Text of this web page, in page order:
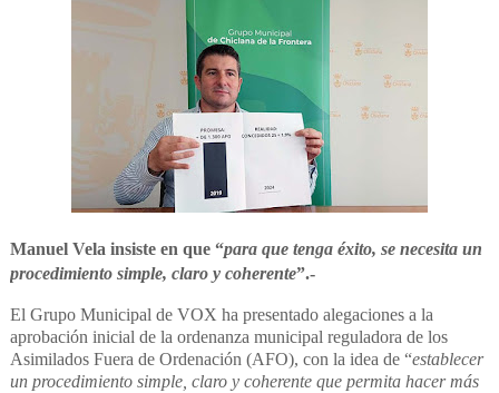
Manuel Vela insiste en que “para que tenga éxito, se necesita un
procedimiento simple, claro y coherente”.-
El Grupo Municipal de VOX ha presentado alegaciones a la
aprobación inicial de la ordenanza municipal reguladora de los
Asimilados Fuera de Ordenación (AFO), con la idea de “establecer
un procedimiento simple, claro y coherente que permita hacer más